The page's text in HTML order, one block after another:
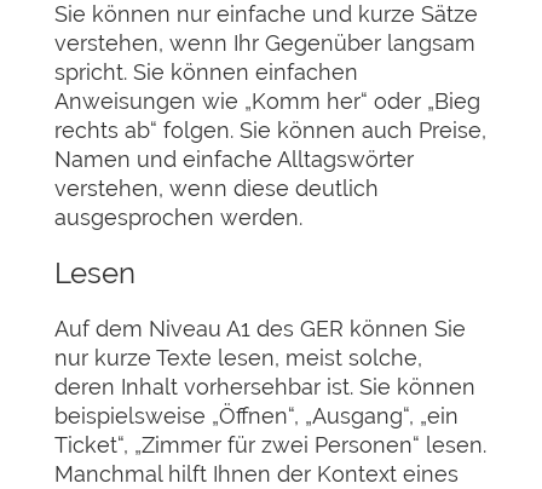
Sie können nur einfache und kurze Sätze
verstehen, wenn Ihr Gegenüber langsam
spricht. Sie können einfachen
Anweisungen wie „Komm her“ oder „Bieg
rechts ab“ folgen. Sie können auch Preise,
Namen und einfache Alltagswörter
verstehen, wenn diese deutlich
ausgesprochen werden.
Lesen
Auf dem Niveau A1 des GER können Sie
nur kurze Texte lesen, meist solche,
deren Inhalt vorhersehbar ist. Sie können
beispielsweise „Öffnen“, „Ausgang“, „ein
Ticket“, „Zimmer für zwei Personen“ lesen.
Manchmal hilft Ihnen der Kontext eines